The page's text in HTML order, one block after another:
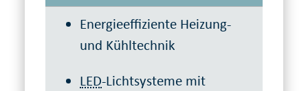
Energieeffiziente Heizung-
und Kühltechnik
LED-Lichtsysteme mit